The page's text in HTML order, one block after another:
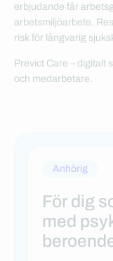
erbjudande får
arbetsmiljöarbete.
risk för långvarig
Previct Care – digitalt
och medarbetare.
Anhörig
För dig
med